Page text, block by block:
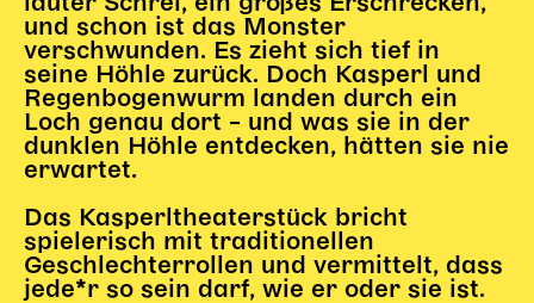
Über Uns
Unser Blog
Team
Künstler*innen 2025/26
Bühnen + Studios
Kulturpatenschaft
Partner*innen
20 Jahre Dschungel Wien
und schon ist das Monster
verschwunden. Es zieht sich tief in
seine Höhle zurück. Doch Kasperl und
Regenbogenwurm landen durch ein
Loch genau dort – und was sie in der
dunklen Höhle entdecken, hätten sie nie
erwartet.
Das Kasperltheaterstück bricht
spielerisch mit traditionellen
Geschlechterrollen und vermittelt, dass
jede*r so sein darf, wie er oder sie ist.